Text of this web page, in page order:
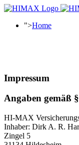
">Home
Impressum
Angaben gemäß
HI-MAX
Inhaber: Dirk A. R.
Zingel 5